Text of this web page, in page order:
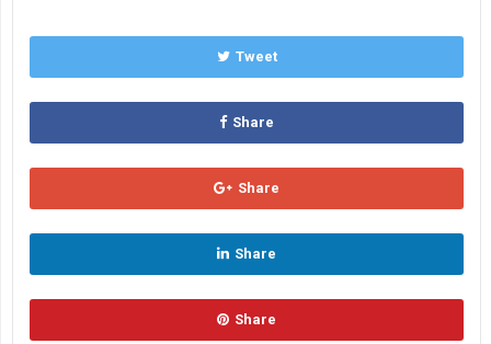
Tweet
Share
Share
Share
Share